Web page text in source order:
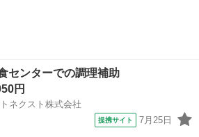
センターでの調理補助
円
ネクスト株式会社
提携サイト 7月25日